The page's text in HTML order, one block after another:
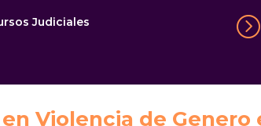
Judiciales =
Violencia de Genero